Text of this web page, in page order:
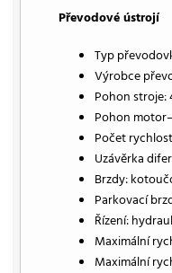
Převodové ústrojí
Typ
Výrobce
Pohon stroje:
Pohon
Počet
Uzávěrka
Brzdy:
Parkovací
Řízení:
Maximální
Maximální